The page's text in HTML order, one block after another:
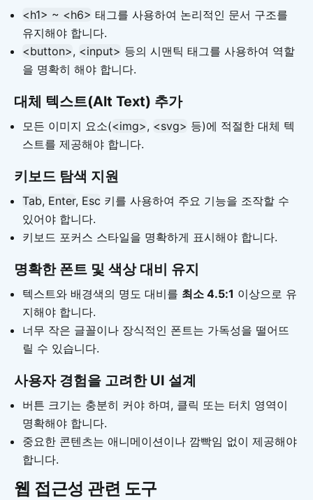
<h1> ~ <h6> 태그를 사용하여 논리적인 문서 구조를
유지해야 합니다.
<button>, <input> 등의 시맨틱 태그를 사용하여 역할
을 명확히 해야 합니다.
대체 텍스트(Alt Text) 추가
모든 이미지 요소(<img>, <svg> 등)에 적절한 대체 텍
스트를 제공해야 합니다.
키보드 탐색 지원
Tab, Enter, Esc 키를 사용하여 주요 기능을 조작할 수
있어야 합니다.
키보드 포커스 스타일을 명확하게 표시해야 합니다.
명확한 폰트 및 색상 대비 유지
텍스트와 배경색의 명도 대비를 최소 4.5:1 이상으로 유
지해야 합니다.
너무 작은 글꼴이나 장식적인 폰트는 가독성을 떨어뜨
릴 수 있습니다.
사용자 경험을 고려한 UI 설계
버튼 크기는 충분히 커야 하며, 클릭 또는 터치 영역이
명확해야 합니다.
중요한 콘텐츠는 애니메이션이나 깜빡임 없이 제공해야
합니다.
웹 접근성 관련 도구